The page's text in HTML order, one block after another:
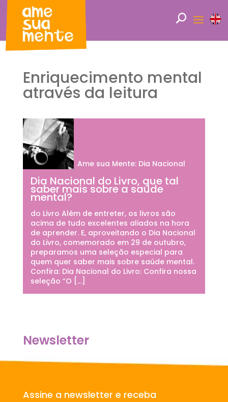
Enriquecimento mental
através da leitura
Dia Nacional do Livro, que tal
saber mais sobre a saúde
mental?
Ame sua Mente: Dia Nacional
do Livro Além de entreter, os livros são
acima de tudo excelentes aliados na hora
de aprender. E, aproveitando o Dia Nacional
do Livro, comemorado em 29 de outubro,
preparamos uma seleção especial para
quem quer saber mais sobre saúde mental.
Confira: Dia Nacional do Livro: Confira nossa
seleção “O […]
Newsletter
Assine a newsletter e receba